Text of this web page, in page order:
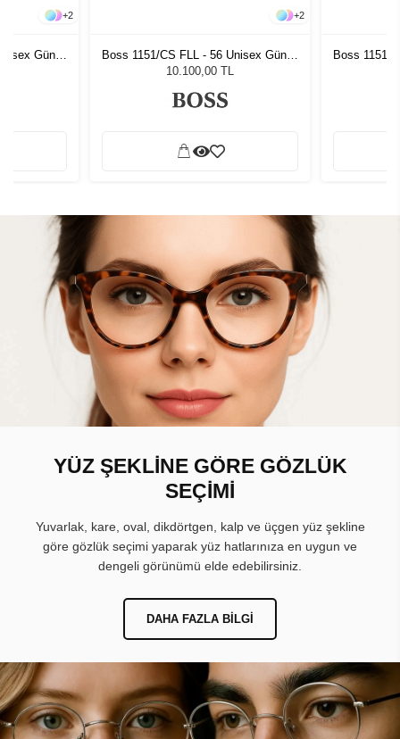
+2
Güneş
+2
Boss 1151/CS FLL - 56 Unisex Güneş
Gözlüğü
10.100,00 TL
Boss 1151/
YÜZ ŞEKLİNE GÖRE GÖZLÜK
SEÇİMİ
Yuvarlak, kare, oval, dikdörtgen, kalp ve üçgen yüz şekline
göre gözlük seçimi yaparak yüz hatlarınıza en uygun ve
dengeli görünümü elde edebilirsiniz.
DAHA FAZLA BILGI